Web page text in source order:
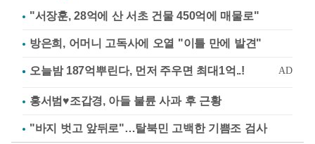
"서장훈, 28억에 산 서초 건물 450억에 매물로"
방은희, 어머니 고독사에 오열 "이틀 만에 발견"
홍서범♥조갑경, 아들 불륜 사과 후 근황
"바지 벗고 앞뒤로"…탈북민 고백한 기쁨조 검사